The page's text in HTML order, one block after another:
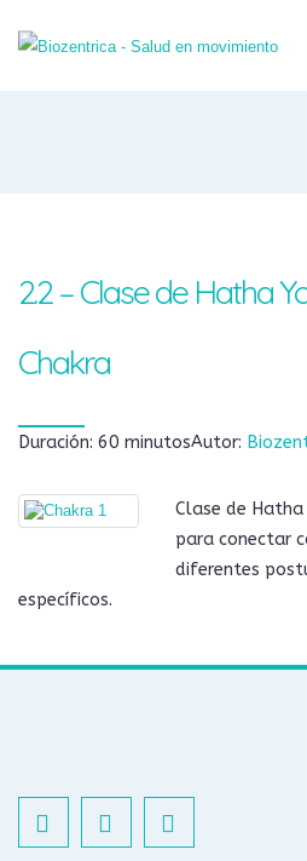
2.2 – Clase de Hatha
Chakra
Duración: 60 minutosAutor:
Clase de
para conectar
diferentes
específicos.